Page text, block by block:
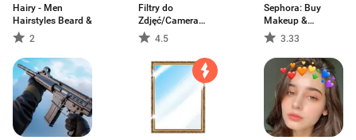
Hairy - Men
Hairstyles Beard &
2
Filtry do
Zdjęć/Camera
Effects
4.5
Sephora: Buy
Makeup &
Skincare
3.33